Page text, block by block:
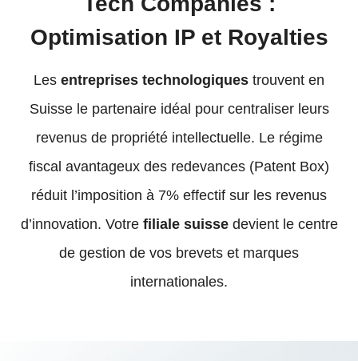
Optimisation IP et Royalties
Les entreprises technologiques trouvent en
Suisse le partenaire idéal pour centraliser leurs
revenus de propriété intellectuelle. Le régime
fiscal avantageux des redevances (Patent Box)
réduit l’imposition à 7% effectif sur les revenus
d’innovation. Votre filiale suissedevient le centre
de gestion de vos brevets et marques
internationales.